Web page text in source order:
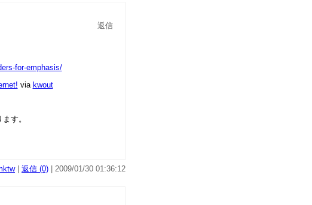
返信
via kwout
す。
| 返信 (0) | 2009/01/30 01:36:12